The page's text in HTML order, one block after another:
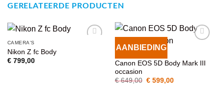
GERELATEERDE PRODUCTEN
VOEG TOE
CAMERA'S
Nikon Z fc Body
€799,00
AANBIEDINGVOEG TOE
WENSENLIJST
Canon EOS 5D Body Mark III
occasion
€649,00 Oorspronkelijke
€599,00Huidige